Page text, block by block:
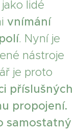
lidé
vnímání
. Nyní je
nástroje
je proto
příslušných
propojení.
samostatný